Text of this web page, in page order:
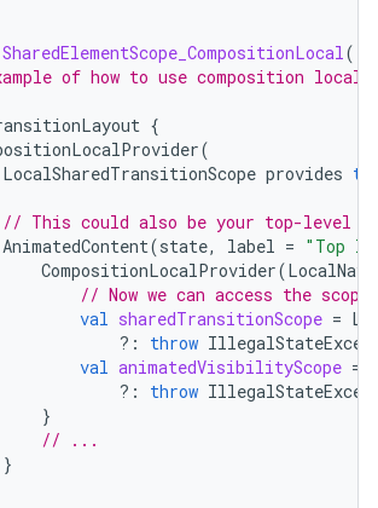
SharedElementScope_CompositionLocal()
of how to use composition
{
(
LocalSharedTransitionScope provides
// This could also be your top-level
AnimatedContent(state, label = "Top
CompositionLocalProvider(
// Now we can access the
val sharedTransitionScope =
?:
throw
val animatedVisibilityScope =
?:
throw
}
// ...
}